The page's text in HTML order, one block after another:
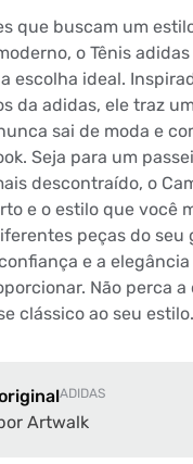
que buscam um
o Tênis
escolha ideal.
da adidas, ele traz
sai de moda e
Seja para um
descontraído, o
e o estilo que você
peças do seu
e a elegância
Não perca a
clássico ao seu estilo.
ADIDAS
Artwalk